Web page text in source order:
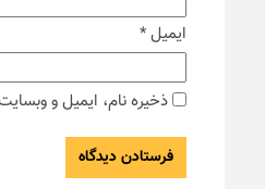
ایمیل*
ذخیره نام، ایمیل و